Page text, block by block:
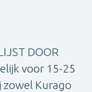
DOOR
voor 15-25
zowel Kurago